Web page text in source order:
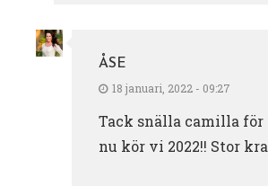
ÅSE
18 januari, 2022 - 09:27
Tack snälla camilla för
nu kör vi 2022!! Stor